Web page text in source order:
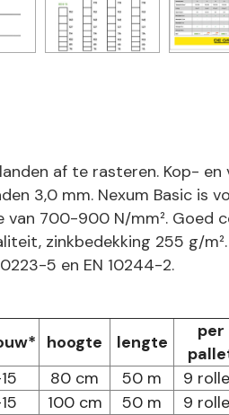
af te rasteren. Kop-
3,0 mm. Nexum Basic is
700-900 N/mm². Goed
zinkbedekking 255 g/
5 en EN 10244-2.
hoogte lengte
per
80 cm 50 m 9
100 cm 50 m 9